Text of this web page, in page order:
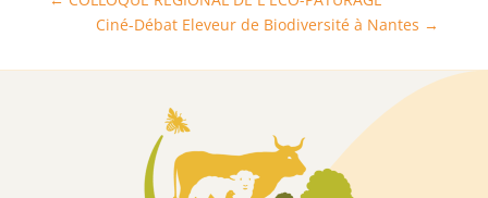
Ciné-Débat Eleveur de Biodiversité à Nantes →